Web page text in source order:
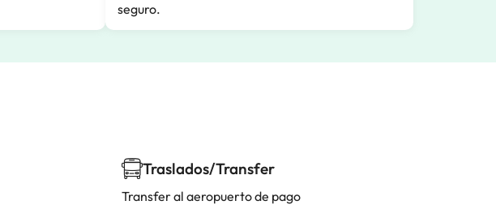
seguro.
Traslados/Transfer
Transfer al aeropuerto de pago